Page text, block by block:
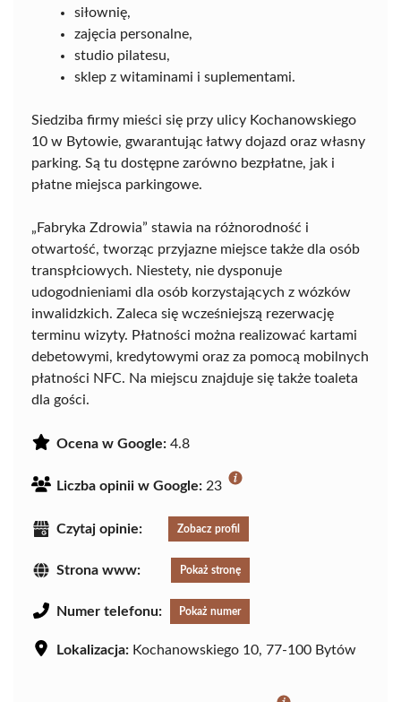
siłownię,
zajęcia personalne,
studio pilatesu,
sklep z witaminami i suplementami.
Siedziba firmy mieści się przy ulicy Kochanowskiego
10 w Bytowie, gwarantując łatwy dojazd oraz własny
parking. Są tu dostępne zarówno bezpłatne, jak i
płatne miejsca parkingowe.
„Fabryka Zdrowia” stawia na różnorodność i
otwartość, tworząc przyjazne miejsce także dla osób
transpłciowych. Niestety, nie dysponuje
udogodnieniami dla osób korzystających z wózków
inwalidzkich. Zaleca się wcześniejszą rezerwację
terminu wizyty. Płatności można realizować kartami
debetowymi, kredytowymi oraz za pomocą mobilnych
płatności NFC. Na miejscu znajduje się także toaleta
dla gości.
Ocena w Google: 4.8
Liczba opinii w Google: 23
Czytaj opinie: Zobacz profil
Strona www: Pokaż stronę
Numer telefonu: Pokaż numer
Lokalizacja: Kochanowskiego 10, 77-100 Bytów